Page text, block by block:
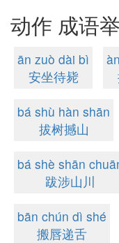
动作 成语
ān zuò dài bì
安坐待毙
bá shù hàn shān
拔树撼山
bá shè shān
跋涉山川
bān chún dì shé
搬唇递舌